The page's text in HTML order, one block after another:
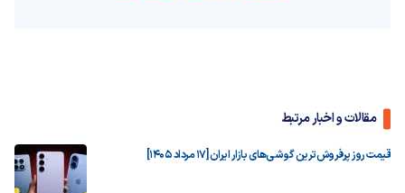
مقالات و اخبار مرتبط
قیمت روز پرفروش‌ترین گوشی‌های بازار ایران [17 مرداد 1405]